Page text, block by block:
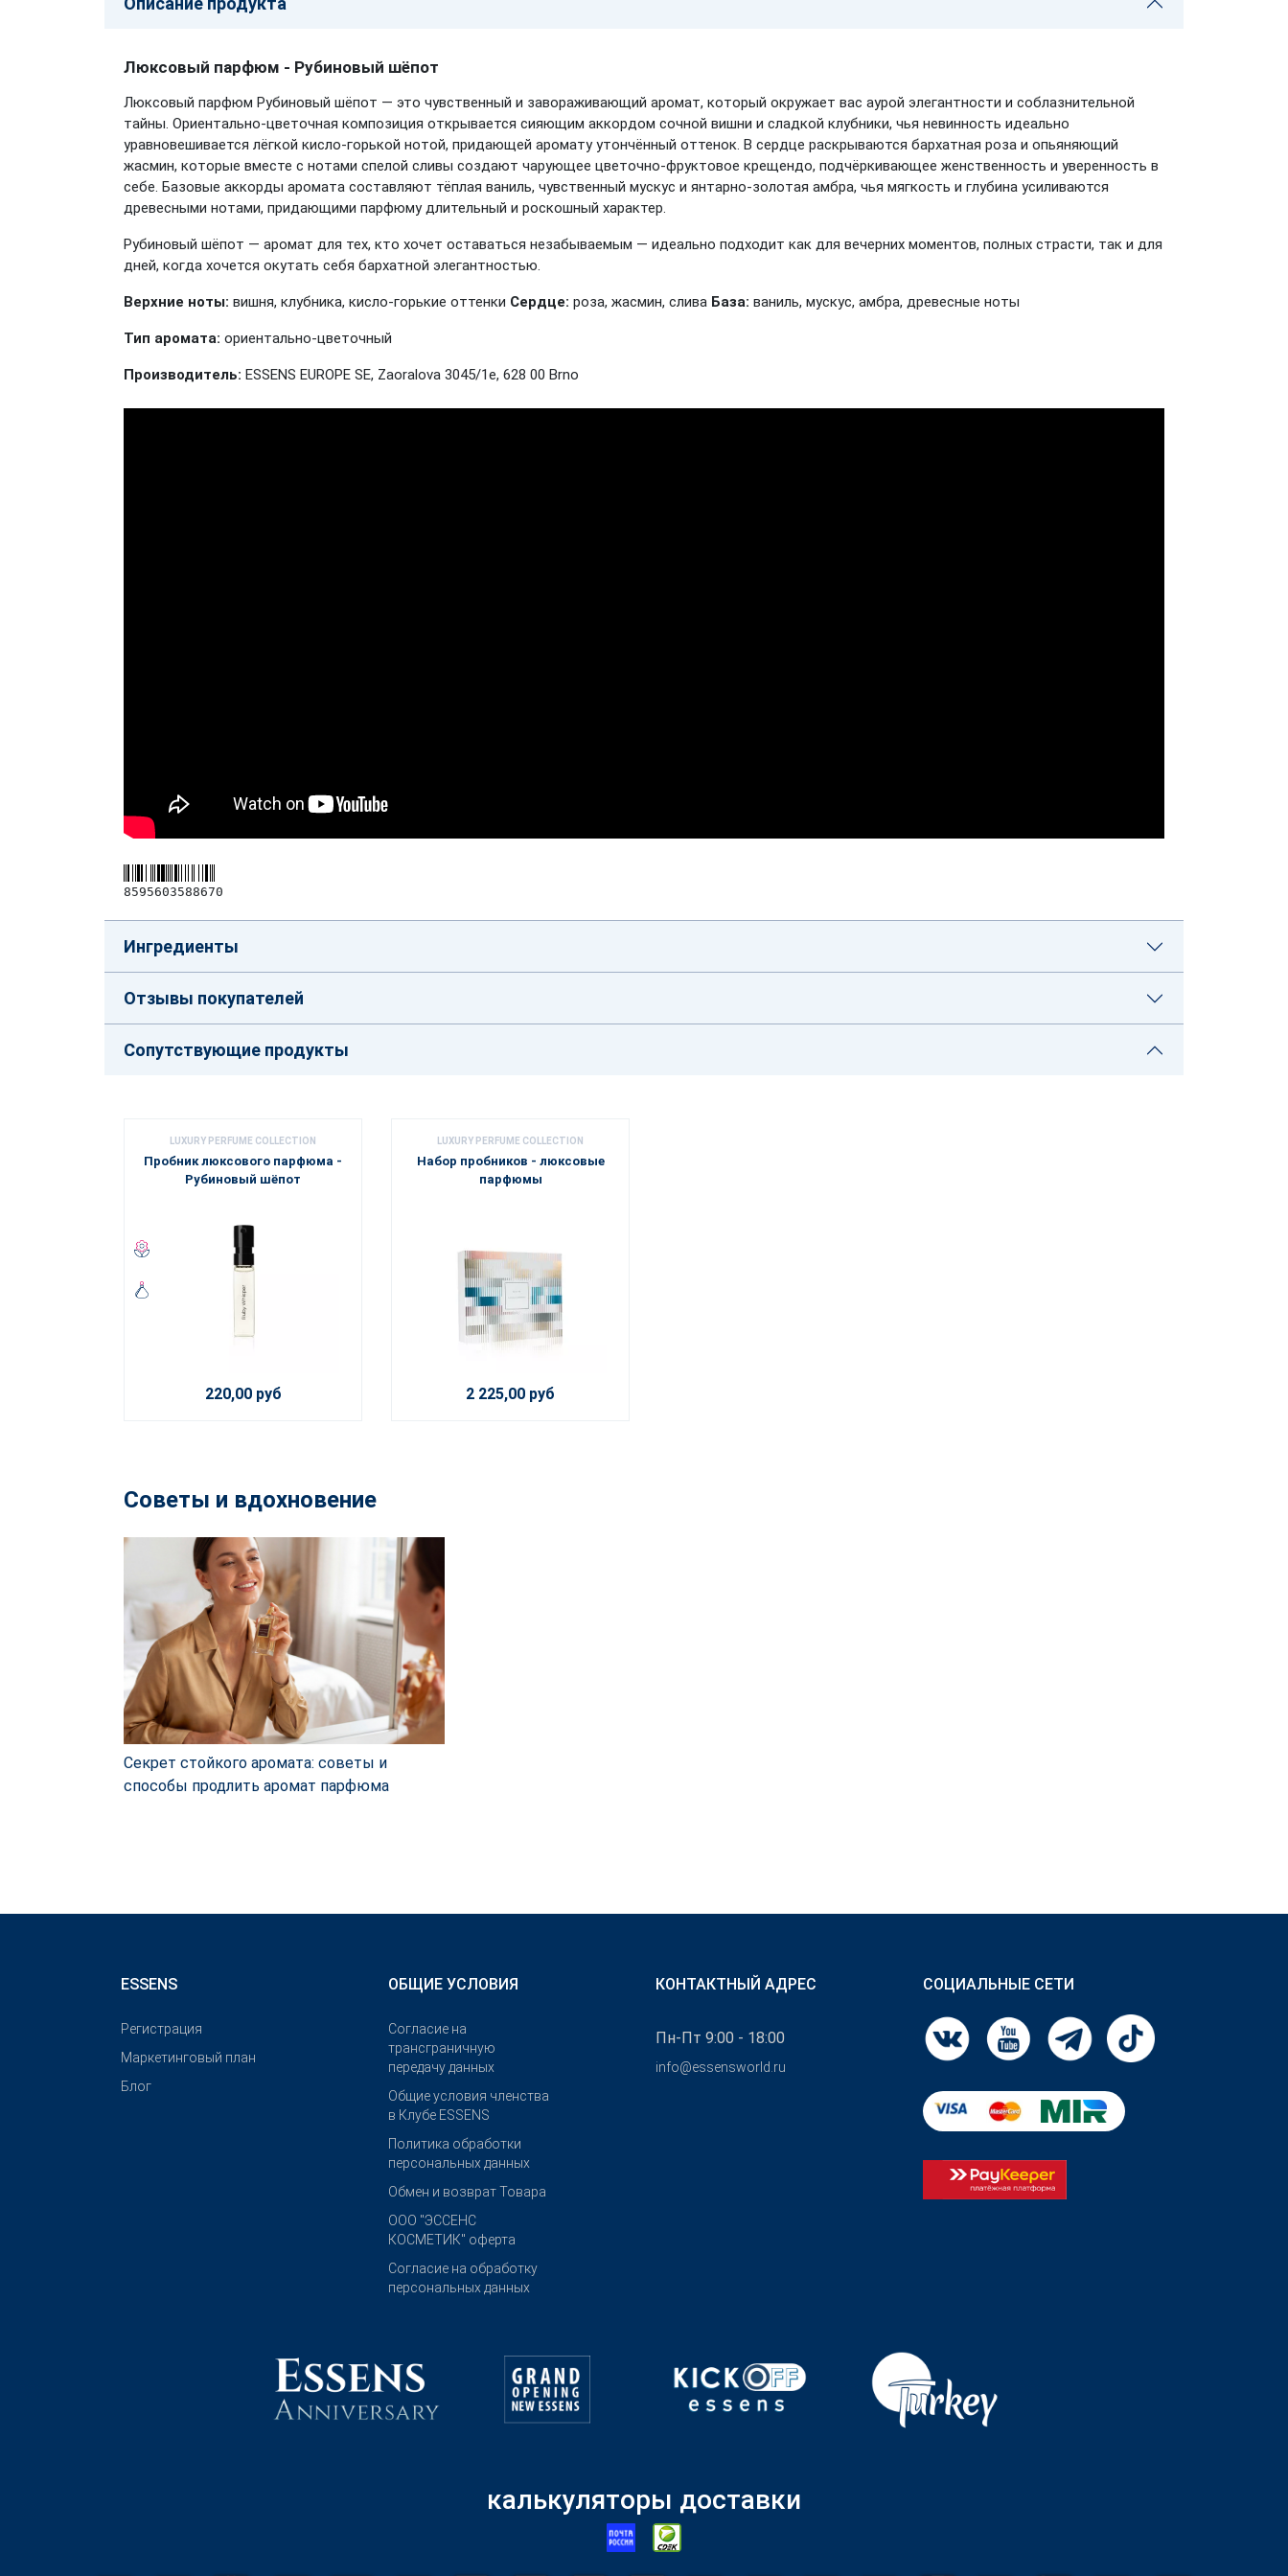
Люксовый парфюм - Рубиновый шёпот
Люксовый парфюм Рубиновый шёпот — это чувственный и завораживающий аромат, который окружает вас аурой элегантности и соблазнительной
тайны. Ориентально-цветочная композиция открывается сияющим аккордом сочной вишни и сладкой клубники, чья невинность идеально
уравновешивается лёгкой кисло-горькой нотой, придающей аромату утончённый оттенок. В сердце раскрываются бархатная роза и опьяняющий
жасмин, которые вместе с нотами спелой сливы создают чарующее цветочно-фруктовое крещендо, подчёркивающее женственность и уверенность в
себе. Базовые аккорды аромата составляют тёплая ваниль, чувственный мускус и янтарно-золотая амбра, чья мягкость и глубина усиливаются
древесными нотами, придающими парфюму длительный и роскошный характер.
Рубиновый шёпот — аромат для тех, кто хочет оставаться незабываемым — идеально подходит как для вечерних моментов, полных страсти, так и для
дней, когда хочется окутать себя бархатной элегантностью.
Верхние ноты: вишня, клубника, кисло-горькие оттенки Сердце: роза, жасмин, слива База: ваниль, мускус, амбра, древесные ноты
Тип аромата: ориентально-цветочный
Производитель: ESSENS EUROPE SE, Zaoralova 3045/1e, 628 00 Brno
8595603588670
Ингредиенты
Отзывы покупателей
Сопутствующие продукты
LUXURY PERFUME COLLECTION
Пробник люксового парфюма -
Рубиновый шёпот
220,00 руб
LUXURY PERFUME COLLECTION
Набор пробников - люксовые
парфюмы
2 225,00 руб
Советы и вдохновение
Секрет стойкого аромата: советы и
способы продлить аромат парфюма
ESSENS
Pегистрация
Маркетинговый план
Блог
ОБЩИЕ УСЛОВИЯ
Согласие на
трансграничную
передачу данных
Общие условия членства
в Клубе ESSENS
Политика обработки
персональных данных
Обмен и возврат Товара
OOO "ЭССЕНС
КОСМЕТИК" оферта
Согласие на обработку
персональных данных
КОНТАКТНЫЙ АДРЕС
Пн-Пт 9:00 - 18:00
info@essensworld.ru
СОЦИАЛЬНЫЕ СЕТИ
калькуляторы доставки